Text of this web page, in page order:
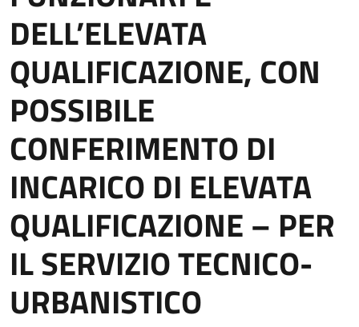
DELL’ELEVATA
QUALIFICAZIONE, CON
POSSIBILE
CONFERIMENTO DI
INCARICO DI ELEVATA
QUALIFICAZIONE – PER
IL SERVIZIO TECNICO-
URBANISTICO